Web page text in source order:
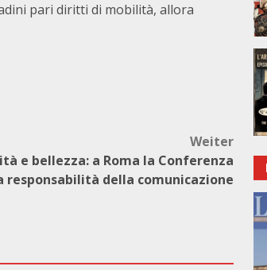
pari diritti di mobilità, allora
Weiter
e bellezza: a Roma la Conferenza
responsabilità della comunicazione